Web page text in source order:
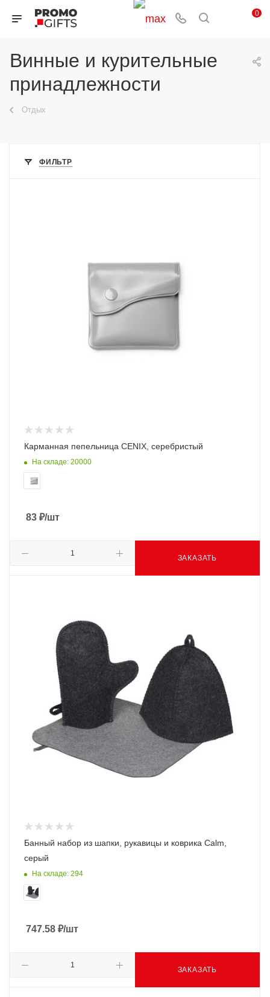
0
Винные и курительные
принадлежности
Отдых
ФИЛЬТР
Карманная пепельница CENIX, серебристый
На складе: 20000
83 ₽/шт
ЗАКАЗАТЬ
Банный набор из шапки, рукавицы и коврика Calm,
серый
На складе: 294
747.58 ₽/шт
ЗАКАЗАТЬ